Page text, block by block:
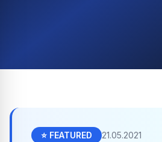
⭐ FEATURED 21.05.2021